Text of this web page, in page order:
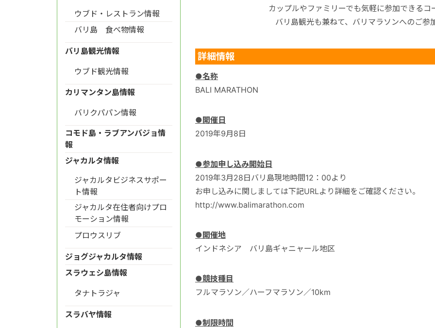
カップルやファミリーでも気軽に参加できるコ
バリ島観光も兼ねて、バリマラソンへのご参
詳細情報
●名称
BALI MARATHON
●開催日
2019年9月8日
●参加申し込み開始日
2019年3月28日バリ島現地時間12：00より
お申し込みに関しましては下記URLより詳細をご確認ください。
http://www.balimarathon.com
●開催地
インドネシア バリ島ギャニャール地区
●競技種目
フルマラソン／ハーフマラソン／10km
●制限時間
ウブド・レストラン情報
バリ島 食べ物情報
バリ島観光情報
ウブド観光情報
カリマンタン島情報
バリクパパン情報
コモド島・ラブアンバジョ情
報
ジャカルタ情報
ジャカルタビジネスサポー
ト情報
ジャカルタ在住者向けプロ
モーション情報
プロウスリブ
ジョグジャカルタ情報
スラウェシ島情報
タナトラジャ
スラバヤ情報